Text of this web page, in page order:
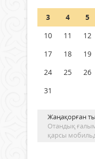
Германия
бастады
04 тамыз 2026
3
4 5
10
11 12
17
18 19
24
25 26
31
Жаңақорған
Отандық
қарсы